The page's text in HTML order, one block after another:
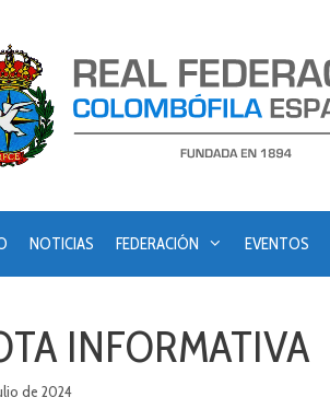
NOTICIAS FEDERACIÓN EVENTOS
INFORMATIVA
de 2024